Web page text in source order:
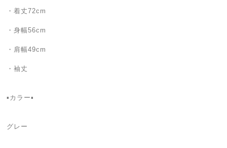
・着丈72cm
・身幅56cm
・肩幅49cm
・袖丈
▪カラー▪
グレー